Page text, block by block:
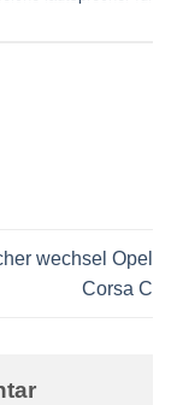
wechsel Opel
Corsa C